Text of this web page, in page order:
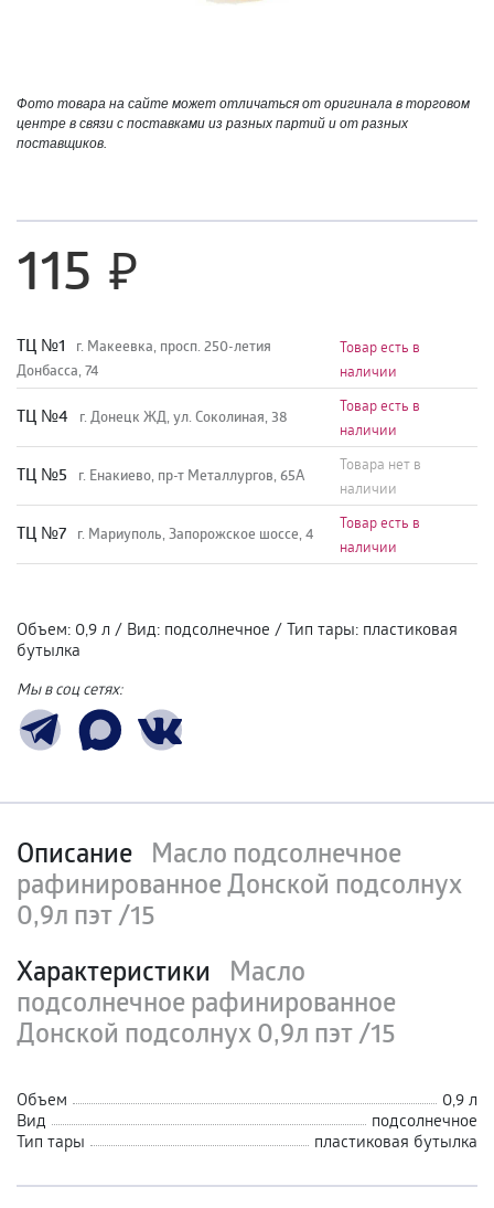
Фото товара на сайте может отличаться от оригинала в торговом
центре в связи с поставками из разных партий и от разных
поставщиков.
115
TЦ №1
г. Макеевка, просп. 250-летия
Донбасса, 74
Товар есть в
наличии
TЦ №4 г. Донецк ЖД, ул. Соколиная, 38
Товар есть в
наличии
TЦ №5 г. Енакиево, пр-т Металлургов, 65А
Товара нет в
наличии
ТЦ №7 г. Мариуполь, Запорожское шоссе, 4
Товар есть в
наличии
Объем: 0,9 л / Вид: подсолнечное / Тип тары: пластиковая
бутылка
Мы в соц сетях:
Описание Масло подсолнечное
рафинированное Донской подсолнух
0,9л пэт /15
Характеристики
Масло
подсолнечное рафинированное
Донской подсолнух 0,9л пэт /15
Объем
0,9 л
Вид
подсолнечное
Тип тары
пластиковая бутылка